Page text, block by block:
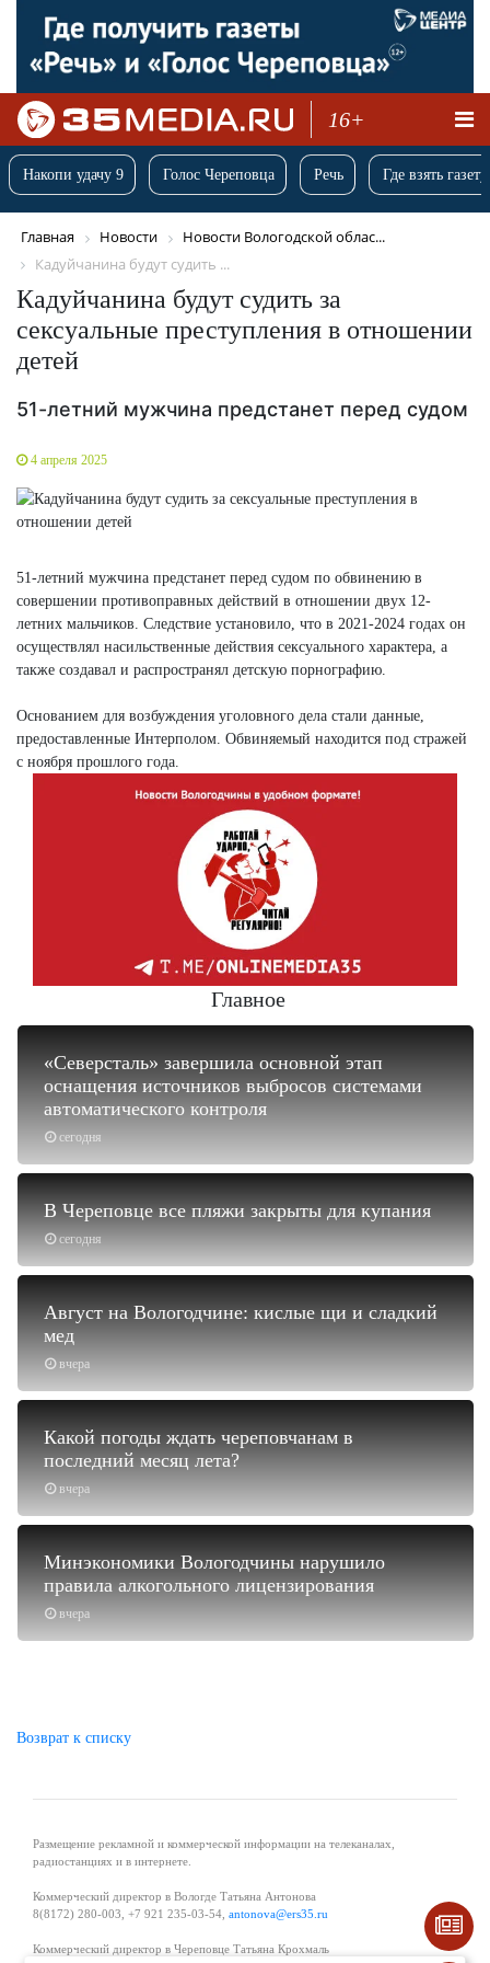
16+
Накопи удачу 9 Голос Череповца Речь Где взять
Главная Новости
Новости Вологодской облас...
Кадуйчанина будут судить ...
Кадуйчанина будут судить за
сексуальные преступления в отношении
детей
51-летний мужчина предстанет перед судом
4 апреля 2025
51-летний мужчина предстанет перед судом по обвинению в
совершении противоправных действий в отношении двух 12-
летних мальчиков. Следствие установило, что в 2021-2024 годах он
осуществлял насильственные действия сексуального характера, а
также создавал и распространял детскую порнографию.
Основанием для возбуждения уголовного дела стали данные,
предоставленные Интерполом. Обвиняемый находится под стражей
с ноября прошлого года.
Главное
сегодня
«Северсталь» завершила основной этап
оснащения источников выбросов системами
автоматического контроля
сегодня
В Череповце все пляжи закрыты для купания
вчера
Август на Вологодчине: кислые щи и сладкий
мед
вчера
Какой погоды ждать череповчанам в
последний месяц лета?
вчера
Минэкономики Вологодчины нарушило
правила алкогольного лицензирования
Возврат к списку
Размещение рекламной и коммерческой информации на телеканалах,
радиостанциях и в интернете.
Коммерческий директор в Вологде Татьяна Антонова
8(8172) 280-003, +7 921 235-03-54, antonova@ers35.ru
Коммерческий директор в Череповце Татьяна Крохмаль